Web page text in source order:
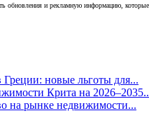
обновления и рекламную информацию,
новые льготы для...
Крита на
на рынке недвижимости...